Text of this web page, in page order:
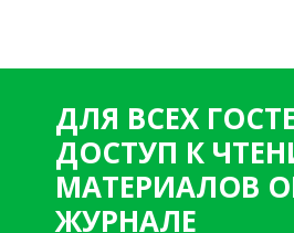
ДЛЯ ВСЕХ
ДОСТУП К
МАТЕРИАЛОВ
ЖУРНАЛЕ